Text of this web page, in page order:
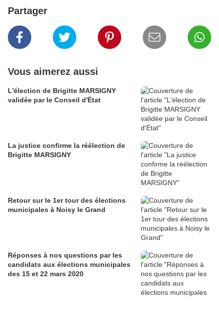
Partager
Vous aimerez aussi
L'élection de Brigitte MARSIGNY
validée par le Conseil d'État
La justice confirme la réélection de
Brigitte MARSIGNY
Retour sur le 1er tour des élections
municipales à Noisy le Grand
Réponses à nos questions par les
candidats aux élections municipales
des 15 et 22 mars 2020